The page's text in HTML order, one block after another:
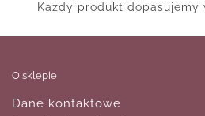
Każdy produkt dopasujemy
O sklepie
Dane kontaktowe